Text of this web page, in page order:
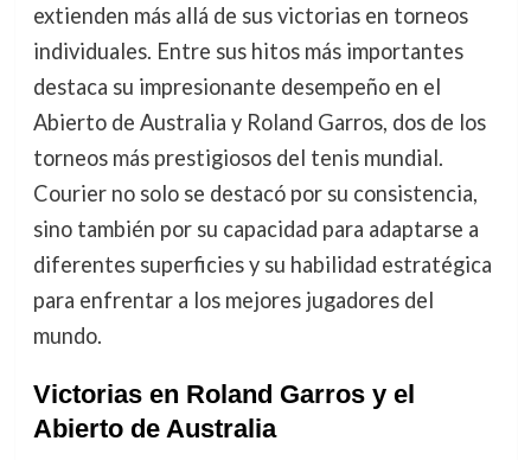
extienden más allá de sus victorias en torneos
individuales. Entre sus hitos más importantes
destaca su impresionante desempeño en el
Abierto de Australia y Roland Garros, dos de los
torneos más prestigiosos del tenis mundial.
Courier no solo se destacó por su consistencia,
sino también por su capacidad para adaptarse a
diferentes superficies y su habilidad estratégica
para enfrentar a los mejores jugadores del
mundo.
Victorias en Roland Garros y el
Abierto de Australia